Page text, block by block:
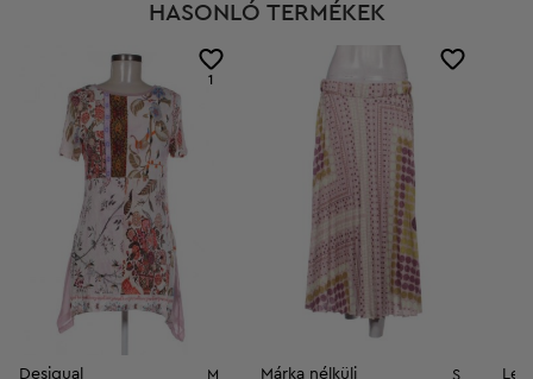
HASONLÓ TERMÉKEK
1
Desigual M Márka nélküli S